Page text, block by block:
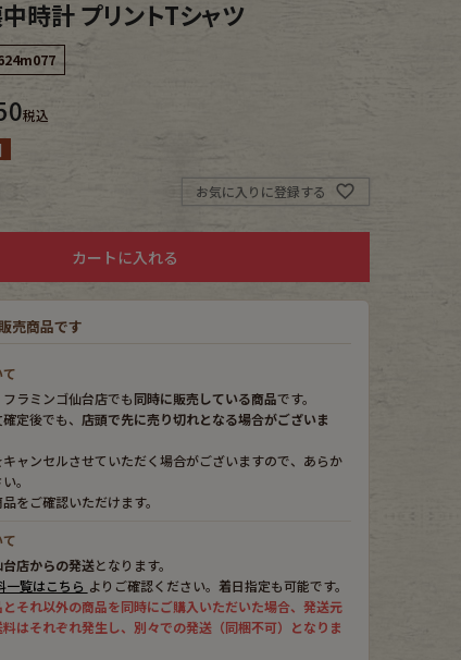
時計 プリントTシャツ
税込
お気に入りに登録する
カートに入れる
売商品です
ラミンゴ仙台店でも同時に販売している商品です。
定後でも、 店頭で先に売り切れとなる場合がございま
ャンセルさせていただく場合がございますので、あらか
。
をご確認いただけます。
台店からの発送となります。
一覧はこちら よりご確認ください。着日指定も可能です。
それ以外の商品を同時にご購入いただいた場合、発送元
はそれぞれ発生し、別々での発送（同梱不可）となりま